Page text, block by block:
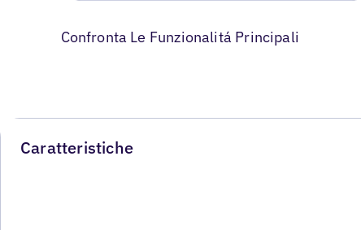
Confronta Le Funzionalitá Principali
Caratteristiche